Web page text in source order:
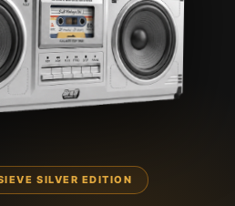
SILVER EDITION